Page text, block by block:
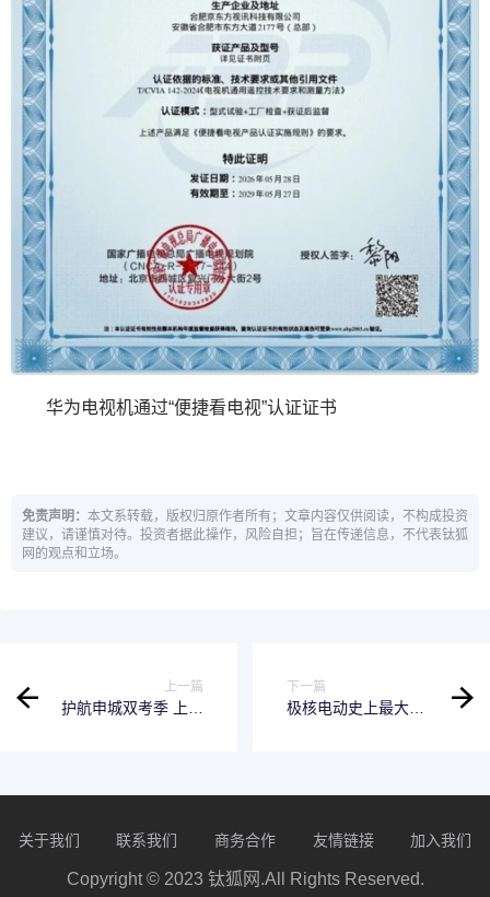
华为电视机通过“便捷看电视”认证证书
免责声明： 本文系转载，版权归原作者所有；文章内容仅供阅读，不构成投资
建议，请谨慎对待。投资者据此操作，风险自担；旨在传递信息，不代表钛狐
网的观点和立场。
上一篇
护航申城双考季 上海
下一篇
极核电动史上最大规
关于我们 联系我们 商务合作 友情链接 加入我们
Copyright © 2023 钛狐网.All Rights Reserved.